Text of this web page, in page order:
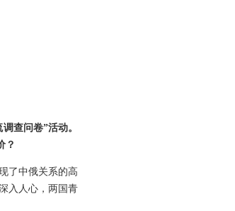
查问卷”活动。
？
了中俄关系的高
入人心，两国青